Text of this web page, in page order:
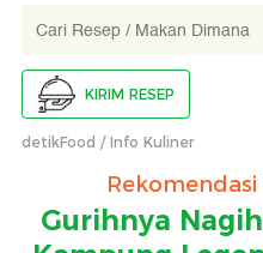
KIRIM RESEP
detikFood Info Kuliner
Gurihnya